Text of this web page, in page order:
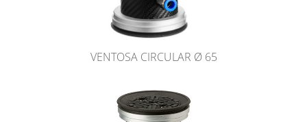
VENTOSA CIRCULAR Ø 65